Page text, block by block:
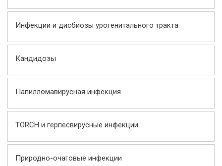
Инфекции и дисбиозы урогенитального тракта
Кандидозы
Папилломавирусная инфекция
TORCH и герпесвирусные инфекции
Природно-очаговые инфекции